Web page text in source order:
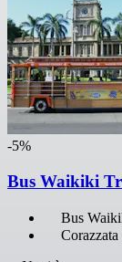
-5%
Bus Waikiki
Bus